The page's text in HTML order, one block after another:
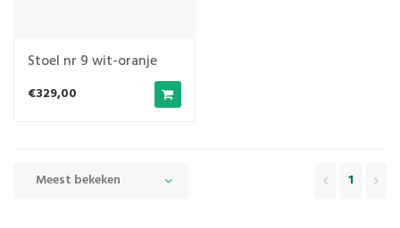
Stoel nr 9 wit-oranje
€329,00
Meest bekeken 1